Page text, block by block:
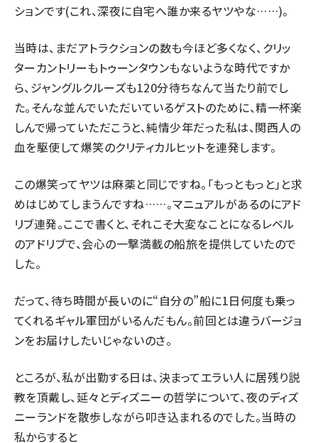
ションです(これ、深夜に自宅へ誰か来るヤツやな……)。
当時は、まだアトラクションの数も今ほど多くなく、クリッ
ターカントリーもトゥーンタウンもないような時代ですか
ら、ジャングルクルーズも120分待ちなんて当たり前でし
た。そんな並んでいただいているゲストのために、精一杯楽
しんで帰っていただこうと、純情少年だった私は、関西人の
血を駆使して爆笑のクリティカルヒットを連発します。
この爆笑ってヤツは麻薬と同じですね。「もっともっと」と求
めはじめてしまうんですね……。マニュアルがあるのにアド
リブ連発。ここで書くと、それこそ大変なことになるレベル
のアドリブで、会心の一撃満載の船旅を提供していたので
した。
だって、待ち時間が長いのに“自分の”船に1日何度も乗っ
てくれるギャル軍団がいるんだもん。前回とは違うバージョ
ンをお届けしたいじゃないのさ。
ところが、私が出勤する日は、決まってエラい人に居残り説
教を頂戴し、延々とディズニーの哲学について、夜のディズ
ニーランドを散歩しながら叩き込まれるのでした。当時の
私からすると